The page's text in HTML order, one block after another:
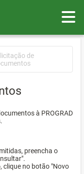
de
à PROGRAD
preencha o
clique no botão "Novo